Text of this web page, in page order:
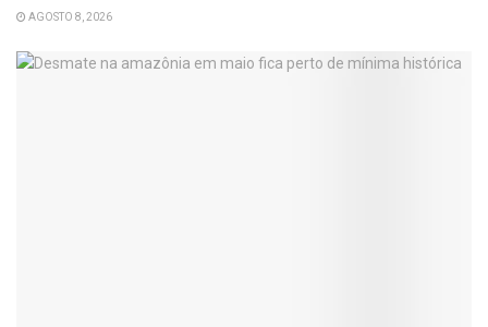
AGOSTO 8, 2026